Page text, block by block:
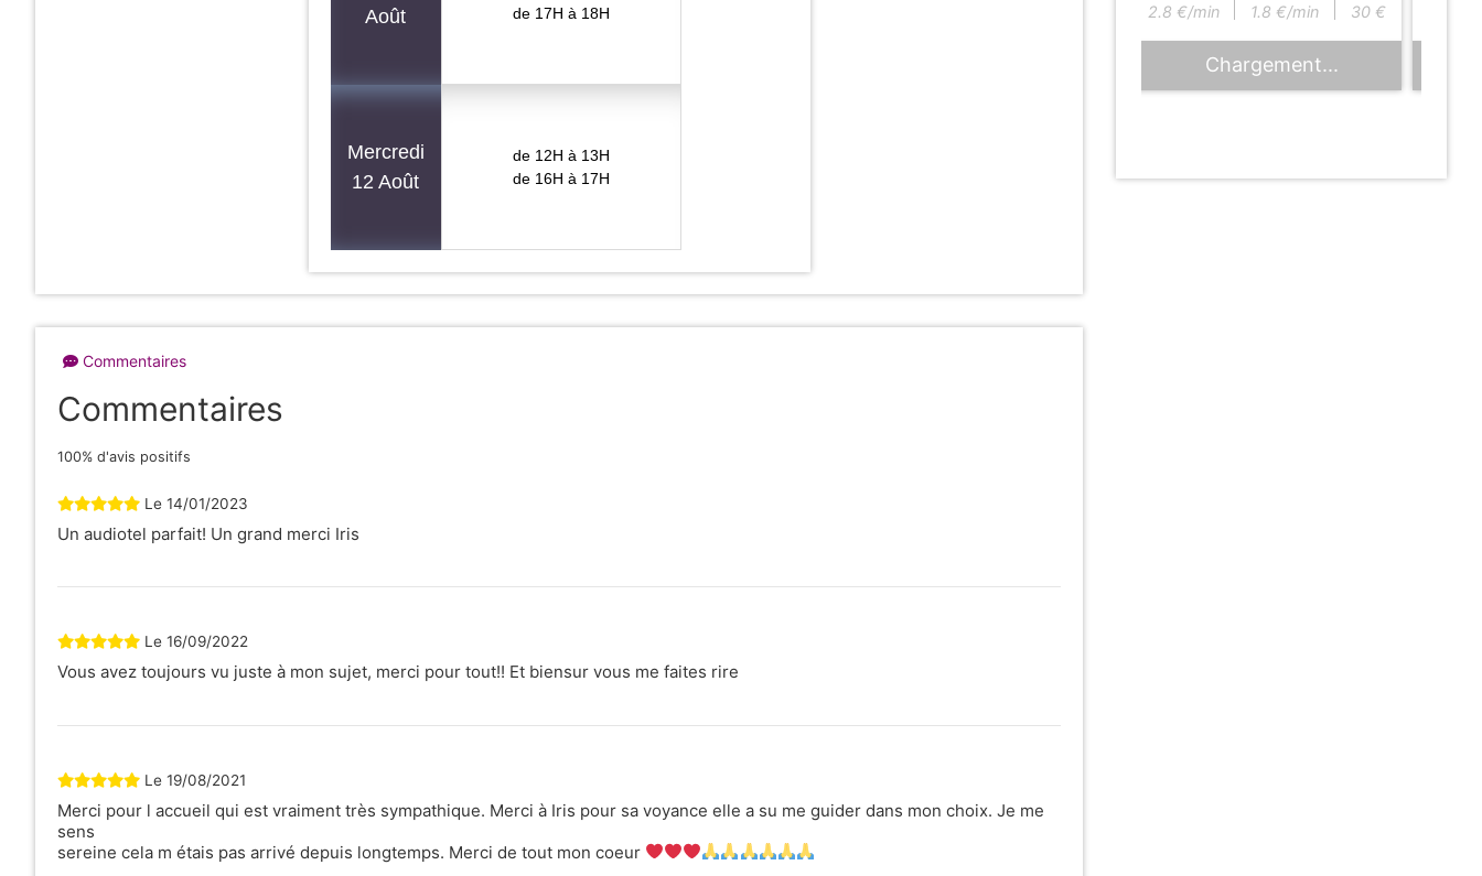
Août
de 17H à 18H
Mercredi
12 Août
de 12H à 13H
de 16H à 17H
Commentaires
Commentaires
100% d'avis positifs
Le 14/01/2023
Un audiotel parfait! Un grand merci Iris
Le 16/09/2022
Vous avez toujours vu juste à mon sujet, merci pour tout!! Et biensur vous me faites rire
Le 19/08/2021
Merci pour l accueil qui est vraiment très sympathique. Merci à Iris pour sa voyance elle a su me guider dans mon choix. Je me
sens
sereine cela m étais pas arrivé depuis longtemps. Merci de tout mon coeur
2.8 €/min 1.8 €/min 30 €
Chargement...